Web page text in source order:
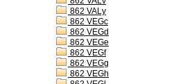
862 VALy
862 VEGc
862 VEGd
862 VEGe
862 VEGf
862 VEGg
862 VEGh